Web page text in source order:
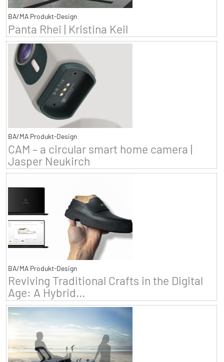
BA/MA Produkt-Design
Panta Rhei | Kristina Keil
BA/MA Produkt-Design
CAM – a circular smart home camera |
Jasper Neukirch
BA/MA Produkt-Design
Reviving Traditional Crafts in the Digital
Age: A Hybrid...